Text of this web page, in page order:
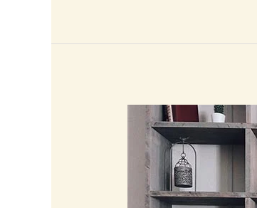
Facilisi
Nullam
Vehicula
Ipsum
Arcu